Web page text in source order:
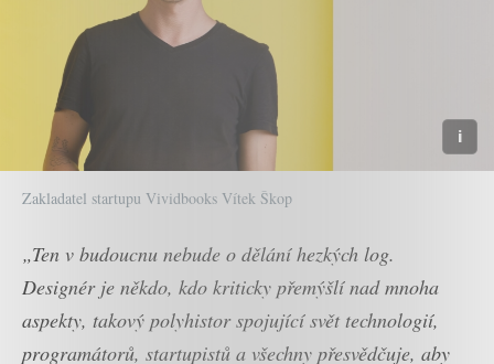
Zakladatel startupu Vividbooks Vítek Škop
„Ten v budoucnu nebude o dělání hezkých log.
Designér je někdo, kdo kriticky přemýšlí nad mnoha
aspekty, takový polyhistor spojující svět technologií,
programátorů, startupistů a všechny přesvědčuje, aby